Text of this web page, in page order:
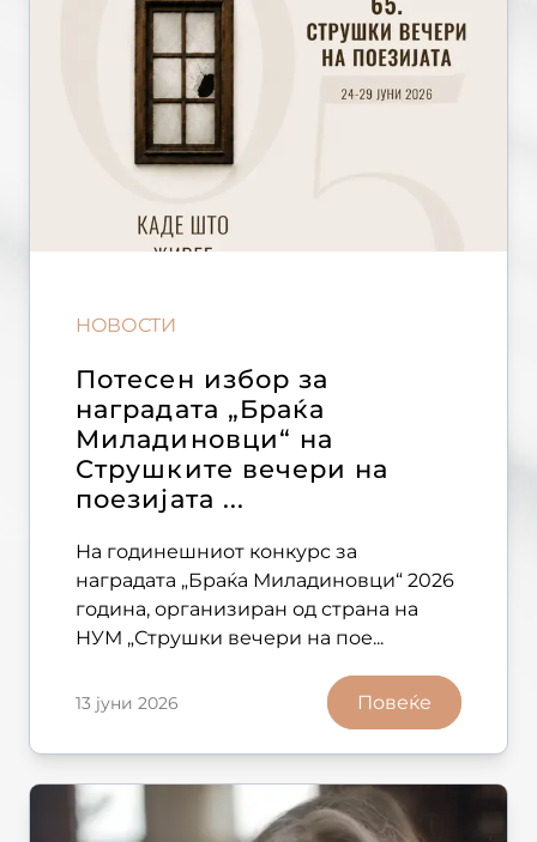
НОВОСТИ
Потесен избор за
наградата „Браќа
Миладиновци“ на
Струшките вечери на
поезијата ...
На годинешниот конкурс за
наградата „Браќа Миладиновци“ 2026
година, организиран од страна на
НУМ „Струшки вечери на пое...
13 јуни 2026 Повеќе